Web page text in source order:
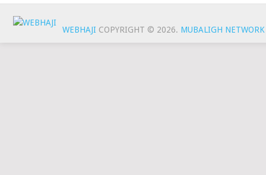
WEBHAJICOPYRIGHT © 2026. MUBALIGH NETWORK